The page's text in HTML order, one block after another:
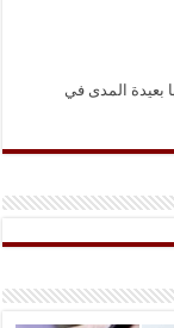
بعيدة المدى في